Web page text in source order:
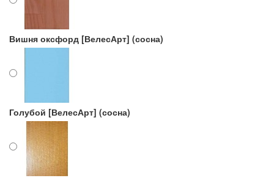
Вишня оксфорд [ВелесАрт] (сосна)
Голубой [ВелесАрт] (сосна)